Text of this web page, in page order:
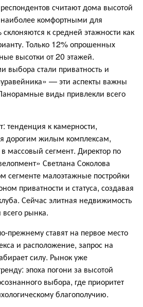
считают дома высотой
комфортными для
к средней этажности как
Только 12% опрошенных
высотки от 20 этажей.
стали приватность и
— эти аспекты важны
виды привлекли всего
тенденция к камерности,
дорогим жилым комплексам,
массовый сегмент. Директор по
Светлана Соколова
сегменте малоэтажные постройки
приватности и статуса, создавая
Сейчас элитная недвижимость
всего рынка.
прежнему ставят на первое место
и расположение, запрос на
силу. Рынок уже
эпоха погони за высотой
выбора, где приоритет
благополучию.